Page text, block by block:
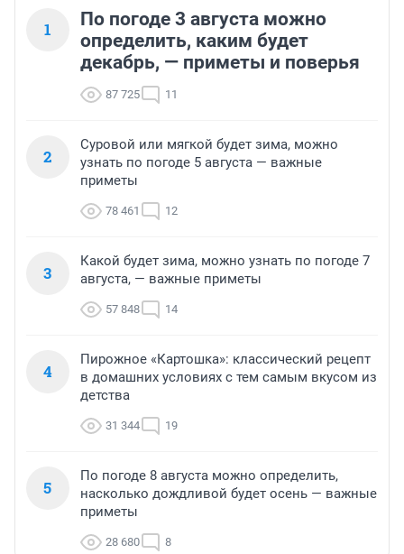
1
По погоде 3 августа можно
определить, каким будет
декабрь, — приметы и поверья
87 725 11
2
Суровой или мягкой будет зима, можно
узнать по погоде 5 августа — важные
приметы
78 461 12
3
Какой будет зима, можно узнать по погоде 7
августа, — важные приметы
57 848 14
4
Пирожное «Картошка»: классический рецепт
в домашних условиях с тем самым вкусом из
детства
31 344 19
5
По погоде 8 августа можно определить,
насколько дождливой будет осень — важные
приметы
28 680 8